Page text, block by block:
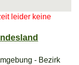
leider keine
- Bezirk